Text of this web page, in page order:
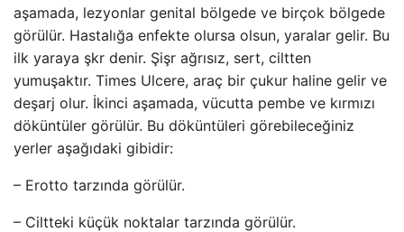
aşamada, lezyonlar genital bölgede ve birçok bölgede
görülür. Hastalığa enfekte olursa olsun, yaralar gelir. Bu
ilk yaraya şkr denir. Şişr ağrısız, sert, ciltten
yumuşaktır. Times Ulcere, araç bir çukur haline gelir ve
deşarj olur. İkinci aşamada, vücutta pembe ve kırmızı
döküntüler görülür. Bu döküntüleri görebileceğiniz
yerler aşağıdaki gibidir:
– Erotto tarzında görülür.
– Ciltteki küçük noktalar tarzında görülür.